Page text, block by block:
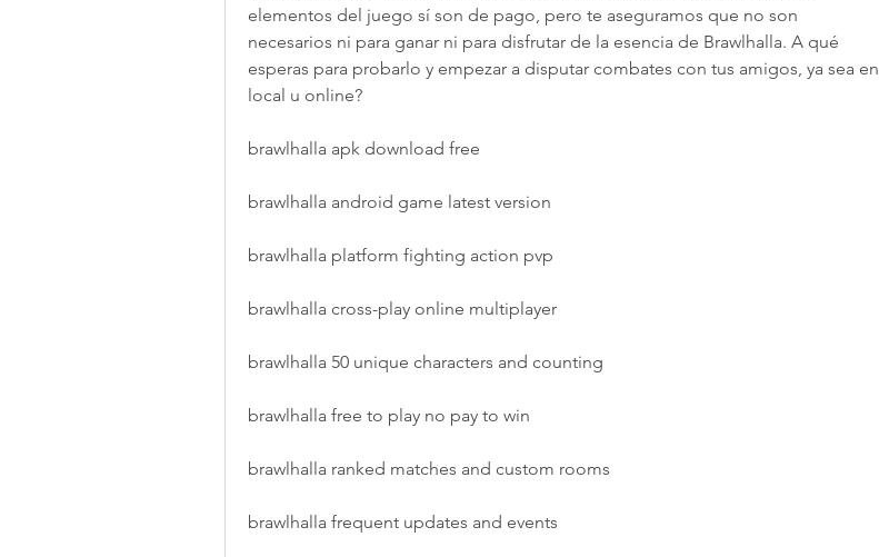
elementos del juego sí son de pago, pero te aseguramos que no son
necesarios ni para ganar ni para disfrutar de la esencia de Brawlhalla. A qué
esperas para probarlo y empezar a disputar combates con tus amigos, ya sea en
local u online?
brawlhalla apk download free
brawlhalla android game latest version
brawlhalla platform fighting action pvp
brawlhalla cross-play online multiplayer
brawlhalla 50 unique characters and counting
brawlhalla free to play no pay to win
brawlhalla ranked matches and custom rooms
brawlhalla frequent updates and events